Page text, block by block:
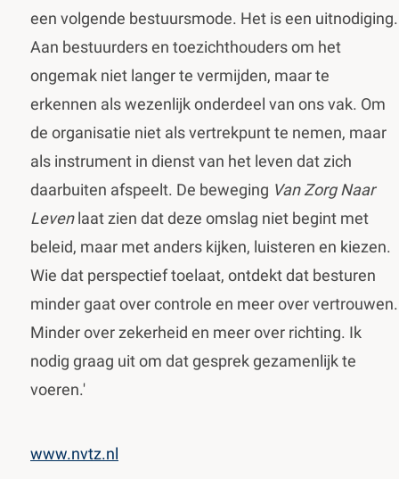
een volgende bestuursmode. Het is een uitnodiging.
Aan bestuurders en toezichthouders om het
ongemak niet langer te vermijden, maar te
erkennen als wezenlijk onderdeel van ons vak. Om
de organisatie niet als vertrekpunt te nemen, maar
als instrument in dienst van het leven dat zich
daarbuiten afspeelt. De beweging Van Zorg Naar
Levenlaat zien dat deze omslag niet begint met
beleid, maar met anders kijken, luisteren en kiezen.
Wie dat perspectief toelaat, ontdekt dat besturen
minder gaat over controle en meer over vertrouwen.
Minder over zekerheid en meer over richting. Ik
nodig graag uit om dat gesprek gezamenlijk te
voeren.'
www.nvtz.nl